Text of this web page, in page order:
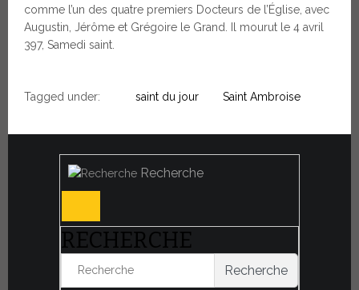
comme l’un des quatre premiers Docteurs de l’Église, avec
Augustin, Jérôme et Grégoire le Grand. Il mourut le 4 avril
397, Samedi saint.
Tagged under: saint du jour Saint Ambroise
Recherche
RECHERCHE
Recherche